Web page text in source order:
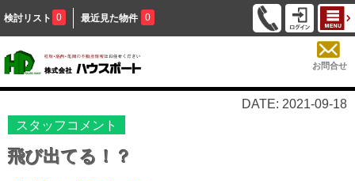
検討リスト 0 最近見た物件 0
お問合せ
DATE: 2021-09-18
スタッフコメント
飛び出てる！？